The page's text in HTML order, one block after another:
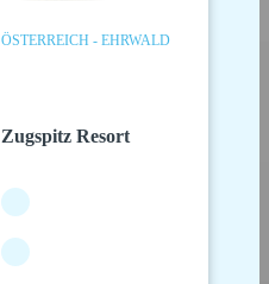
ÖSTERREICH - EHRWALD
Zugspitz Resort